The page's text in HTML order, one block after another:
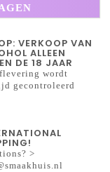
VERKOOP VAN
ALLEEN
DE 18 JAAR
wordt
gecontroleerd
>